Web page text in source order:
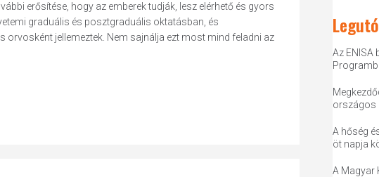
erősítése, hogy az emberek tudják, lesz elérhető és gyors
graduális és posztgraduális oktatásban, és
jellemeztek. Nem sajnálja ezt most mind feladni az
Az ENISA
országos
A hőség
öt napja
A Magyar